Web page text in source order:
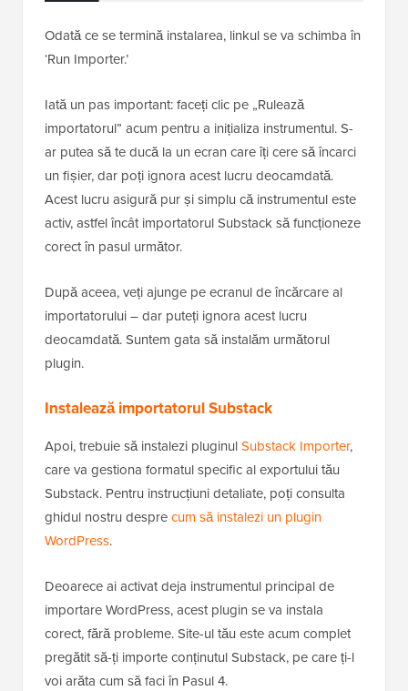
Odată ce se termină instalarea, linkul se va schimba în
‘Run Importer.’
Iată un pas important: faceți clic pe „Rulează
importatorul” acum pentru a inițializa instrumentul. S-
ar putea să te ducă la un ecran care îți cere să încarci
un fișier, dar poți ignora acest lucru deocamdată.
Acest lucru asigură pur și simplu că instrumentul este
activ, astfel încât importatorul Substack să funcționeze
corect în pasul următor.
După aceea, veți ajunge pe ecranul de încărcare al
importatorului – dar puteți ignora acest lucru
deocamdată. Suntem gata să instalăm următorul
plugin.
Instalează importatorul Substack
Apoi, trebuie să instalezi pluginulSubstack Importer,
care va gestiona formatul specific al exportului tău
Substack. Pentru instrucțiuni detaliate, poți consulta
ghidul nostru desprecum să instalezi un plugin
WordPress.
Deoarece ai activat deja instrumentul principal de
importare WordPress, acest plugin se va instala
corect, fără probleme. Site-ul tău este acum complet
pregătit să-ți importe conținutul Substack, pe care ți-l
voi arăta cum să faci în Pasul 4.